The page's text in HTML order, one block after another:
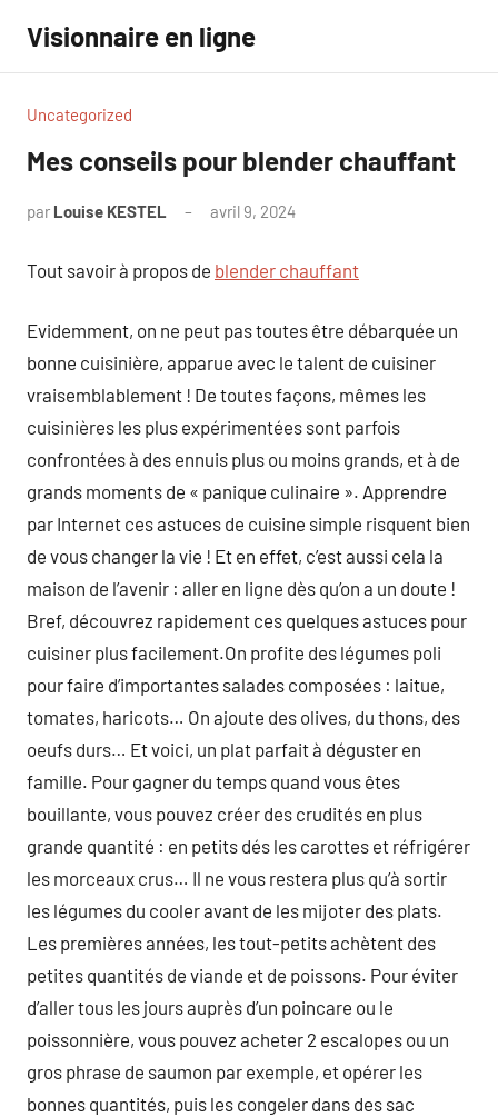
contenu
Visionnaire en ligne
Uncategorized
Mes conseils pour blender chauffant
par Louise KESTEL avril 9, 2024
Tout savoir à propos de blender chauffant
Evidemment, on ne peut pas toutes être débarquée un
bonne cuisinière, apparue avec le talent de cuisiner
vraisemblablement ! De toutes façons, mêmes les
cuisinières les plus expérimentées sont parfois
confrontées à des ennuis plus ou moins grands, et à de
grands moments de « panique culinaire ». Apprendre
par Internet ces astuces de cuisine simple risquent bien
de vous changer la vie ! Et en effet, c’est aussi cela la
maison de l’avenir : aller en ligne dès qu’on a un doute !
Bref, découvrez rapidement ces quelques astuces pour
cuisiner plus facilement.On profite des légumes poli
pour faire d’importantes salades composées : laitue,
tomates, haricots… On ajoute des olives, du thons, des
oeufs durs… Et voici, un plat parfait à déguster en
famille. Pour gagner du temps quand vous êtes
bouillante, vous pouvez créer des crudités en plus
grande quantité : en petits dés les carottes et réfrigérer
les morceaux crus… Il ne vous restera plus qu’à sortir
les légumes du cooler avant de les mijoter des plats.
Les premières années, les tout-petits achètent des
petites quantités de viande et de poissons. Pour éviter
d’aller tous les jours auprès d’un poincare ou le
poissonnière, vous pouvez acheter 2 escalopes ou un
gros phrase de saumon par exemple, et opérer les
bonnes quantités, puis les congeler dans des sac